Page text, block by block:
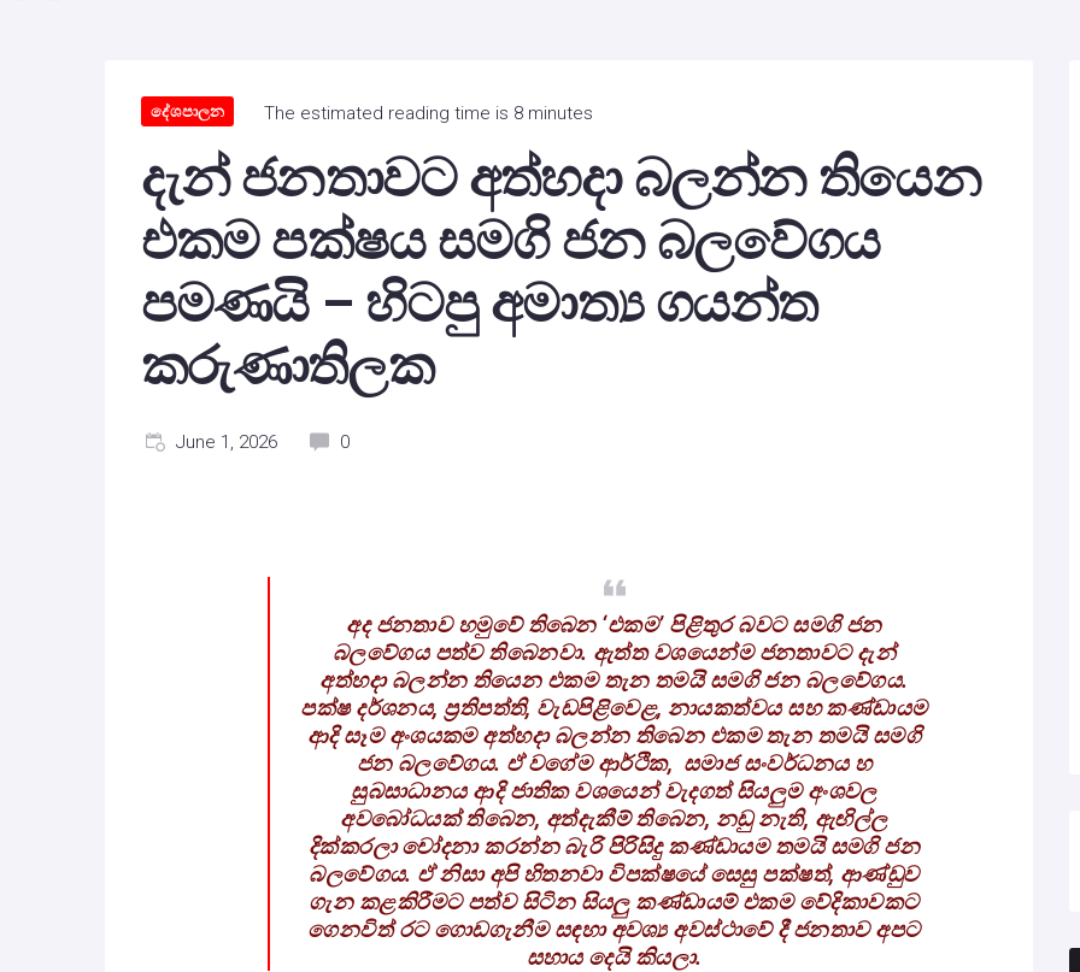
දේශපාලන The estimated reading time is 8 minutes
දැන් ජනතාවට අත්හදා බලන්න තියෙන
එකම පක්ෂය සමගි ජන බලවේගය
පමණයි – හිටපු අමාත්‍ය ගයන්ත
කරුණාතිලක
June 1, 2026 0
අද ජනතාව හමුවේ තිබෙන ‘එකම’ පිළිතුර බවට සමගි ජන
බලවේගය පත්ව තිබෙනවා. ඇත්ත වශයෙන්ම ජනතාවට දැන්
අත්හදා බලන්න තියෙන එකම තැන තමයි සමගි ජන බලවේගය.
පක්ෂ දර්ශනය, ප්‍රතිපත්ති, වැඩපිළිවෙළ, නායකත්වය සහ කණ්ඩායම
ආදි සෑම අංශයකම අත්හදා බලන්න තිබෙන එකම තැන තමයි සමගි
ජන බලවේගය. ඒ වගේම ආර්ථික, සමාජ සංවර්ධනය හ
සුබසාධානය ආදි ජාතික වශයෙන් වැදගත් සියලුම අංශවල
අවබෝධයක් තිබෙන, අත්දැකීම් තිබෙන, නඩු නැති, ඇඟිල්ල
දික්කරලා චෝදනා කරන්න බැරි පිරිසිදු කණ්ඩායම තමයි සමගි ජන
බලවේගය. ඒ නිසා අපි හිතනවා විපක්ෂයේ සෙසු පක්ෂත්, ආණ්ඩුව
ගැන කළකිරීමට පත්ව සිටින සියලු කණ්ඩායම් එකම වේදිකාවකට
ගෙනවිත් රට ගොඩගැනීම සඳහා අවශ්‍ය අවස්ථාවේ දී ජනතාව අපට
සහාය දෙයි කියලා.